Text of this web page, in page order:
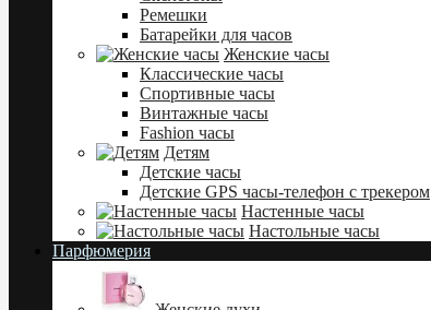
Ремешки
Батарейки для часов
Женские часы
Классические часы
Спортивные часы
Винтажные часы
Fashion часы
Детям
Детские часы
Детские GPS часы-телефон с трекером
Настенные часы
Настольные часы
Парфюмерия